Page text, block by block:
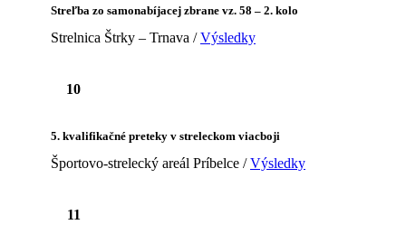
Streľba zo samonabíjacej zbrane vz. 58 – 2. kolo
Strelnica Štrky – Trnava /Výsledky
10
5. kvalifikačné preteky v streleckom viacboji
Športovo-strelecký areál Príbelce /Výsledky
11